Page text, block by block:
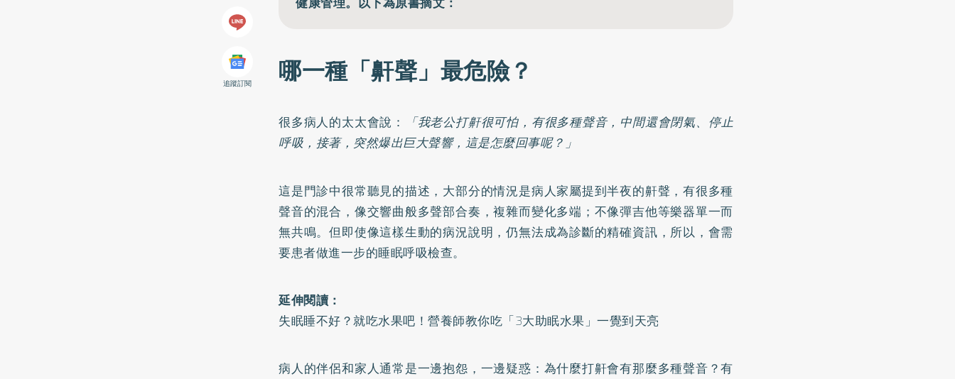
追蹤訂閱 哪一種「鼾聲」最危險？
很多病人的太太會說：
「我老公打鼾很可怕，有很多種聲音，中間還會閉氣、停止
呼吸，接著，突然爆出巨大聲響，這是怎麼回事呢？」
這是門診中很常聽見的描述，大部分的情況是病人家屬提到半夜的鼾聲，有很多種
聲音的混合，像交響曲般多聲部合奏，複雜而變化多端；不像彈吉他等樂器單一而
無共鳴。但即使像這樣生動的病況說明，仍無法成為診斷的精確資訊，所以，會需
要患者做進一步的睡眠呼吸檢查。
延伸閱讀：
失眠睡不好？就吃水果吧！營養師教你吃「3大助眠水果」一覺到天亮
病人的伴侶和家人通常是一邊抱怨，一邊疑惑：為什麼打鼾會有那麼多種聲音？有